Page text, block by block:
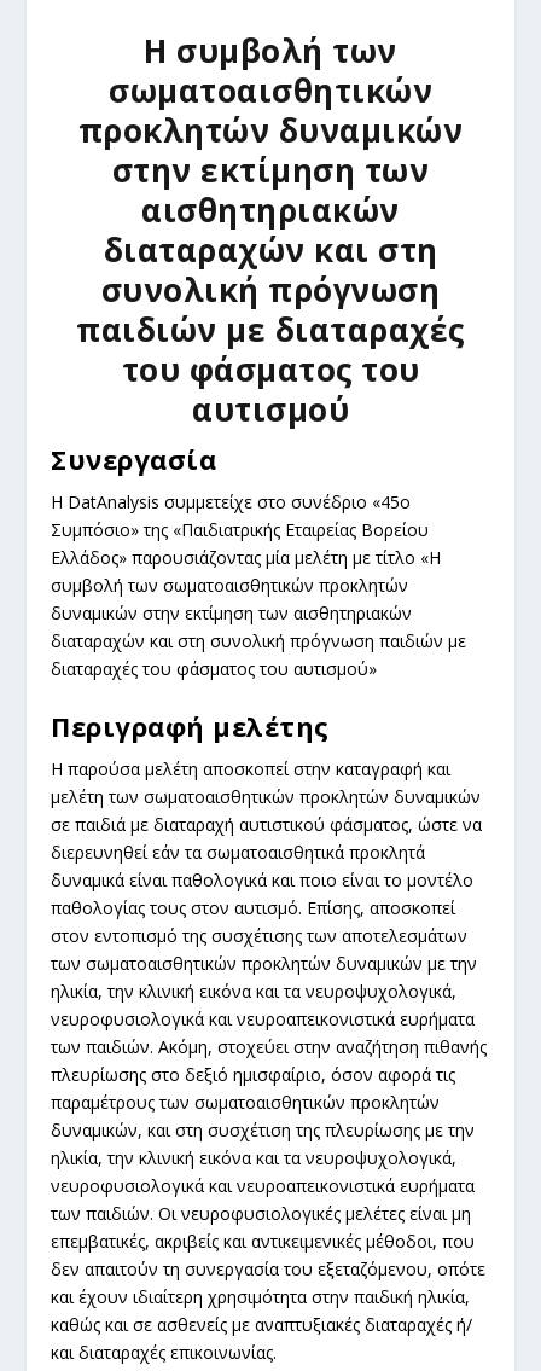
Η συμβολή των
σωματοαισθητικών
προκλητών δυναμικών
στην εκτίμηση των
αισθητηριακών
διαταραχών και στη
συνολική πρόγνωση
παιδιών με διαταραχές
του φάσματος του
αυτισμού
Συνεργασία
Η DatAnalysis συμμετείχε στο συνέδριο «45ο
Συμπόσιο» της «Παιδιατρικής Εταιρείας Βορείου
Ελλάδος» παρουσιάζοντας μία μελέτη με τίτλο «Η
συμβολή των σωματοαισθητικών προκλητών
δυναμικών στην εκτίμηση των αισθητηριακών
διαταραχών και στη συνολική πρόγνωση παιδιών με
διαταραχές του φάσματος του αυτισμού»
Περιγραφή μελέτης
Η παρούσα μελέτη αποσκοπεί στην καταγραφή και
μελέτη των σωματοαισθητικών προκλητών δυναμικών
σε παιδιά με διαταραχή αυτιστικού φάσματος, ώστε να
διερευνηθεί εάν τα σωματοαισθητικά προκλητά
δυναμικά είναι παθολογικά και ποιο είναι το μοντέλο
παθολογίας τους στον αυτισμό. Επίσης, αποσκοπεί
στον εντοπισμό της συσχέτισης των αποτελεσμάτων
των σωματοαισθητικών προκλητών δυναμικών με την
ηλικία, την κλινική εικόνα και τα νευροψυχολογικά,
νευροφυσιολογικά και νευροαπεικονιστικά ευρήματα
των παιδιών. Ακόμη, στοχεύει στην αναζήτηση πιθανής
πλευρίωσης στο δεξιό ημισφαίριο, όσον αφορά τις
παραμέτρους των σωματοαισθητικών προκλητών
δυναμικών, και στη συσχέτιση της πλευρίωσης με την
ηλικία, την κλινική εικόνα και τα νευροψυχολογικά,
νευροφυσιολογικά και νευροαπεικονιστικά ευρήματα
των παιδιών. Οι νευροφυσιολογικές μελέτες είναι μη
επεμβατικές, ακριβείς και αντικειμενικές μέθοδοι, που
δεν απαιτούν τη συνεργασία του εξεταζόμενου, οπότε
και έχουν ιδιαίτερη χρησιμότητα στην παιδική ηλικία,
καθώς και σε ασθενείς με αναπτυξιακές διαταραχές ή/
και διαταραχές επικοινωνίας.